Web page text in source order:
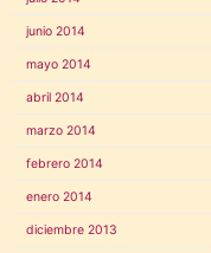
junio 2014
mayo 2014
abril 2014
marzo 2014
febrero 2014
enero 2014
diciembre 2013